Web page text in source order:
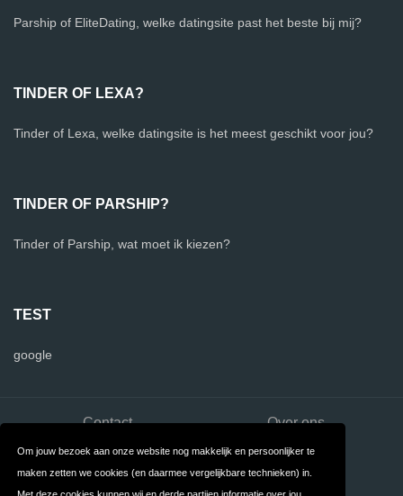
Om jouw bezoek aan onze website nog makkelijk en persoonlijker te
maken zetten we cookies (en daarmee vergelijkbare technieken) in.
Parship of EliteDating, welke datingsite past het beste bij mij?
TINDER OF LEXA?
Tinder of Lexa, welke datingsite is het meest geschikt voor jou?
TINDER OF PARSHIP?
Tinder of Parship, wat moet ik kiezen?
TEST
google
Contact Over ons
Privacy Algemene
Voorwaarden